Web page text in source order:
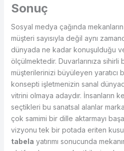
Sonuç
Sosyal medya çağında
müşteri sayısıyla değil aynı
dünyada ne kadar konuşulduğu
ölçülmektedir. Duvarlarınıza
müşterilerinizi büyüleyen yaratıcı
konsepti işletmenizin sanal
vitrini olmaya adaydır. İnsanların
seçtikleri bu sanatsal alanlar
çok samimi bir dille aktarmayı
vizyonu tek bir potada eriten
tabela yatırımı sonucunda